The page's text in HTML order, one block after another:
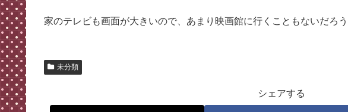
家のテレビも画面が大きいので、あまり映画館に行くこともないだろ
未分類
シェアする